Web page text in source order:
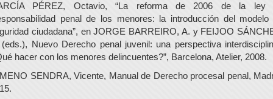
PÉREZ, Octavio, “La reforma de 2006 de la ley
penal de los menores: la introducción del modelo
ciudadana”, en JORGE BARREIRO, A. y FEIJOO
Nuevo Derecho penal juvenil: una perspectiva
hacer con los menores delincuentes?”, Barcelona, Atelier, 2008.
SENDRA, Vicente, Manual de Derecho procesal penal,